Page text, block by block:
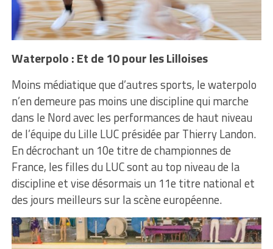
Waterpolo : Et de 10 pour les Lilloises
Moins médiatique que d’autres sports, le waterpolo
n’en demeure pas moins une discipline qui marche
dans le Nord avec les performances de haut niveau
de l’équipe du Lille LUC présidée par Thierry Landon.
En décrochant un 10e titre de championnes de
France, les filles du LUC sont au top niveau de la
discipline et vise désormais un 11e titre national et
des jours meilleurs sur la scène européenne.